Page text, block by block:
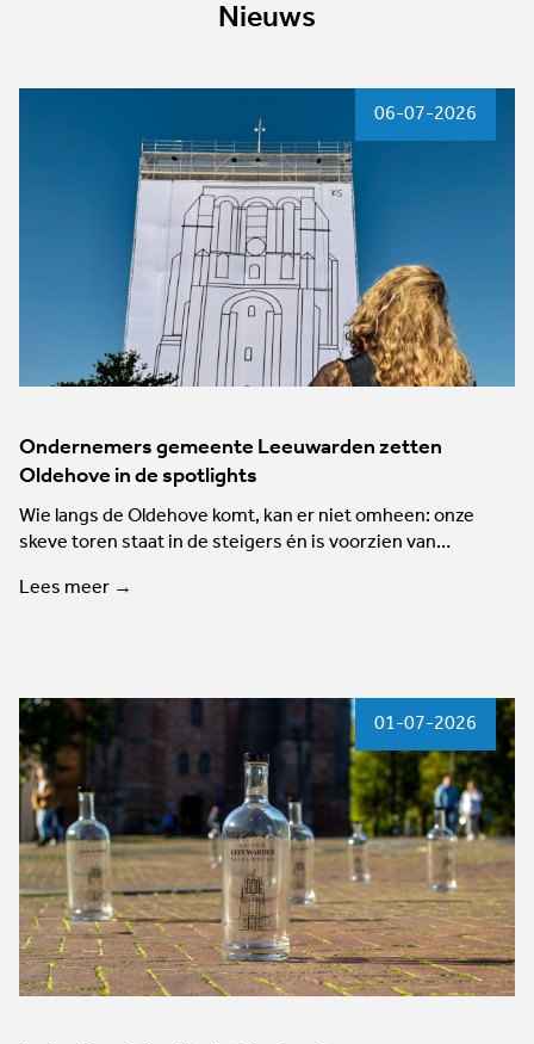
Nieuws
06-07-2026
Ondernemers gemeente Leeuwarden zetten
Oldehove in de spotlights
Wie langs de Oldehove komt, kan er niet omheen: onze
skeve toren staat in de steigers én is voorzien van…
Lees meer →
01-07-2026